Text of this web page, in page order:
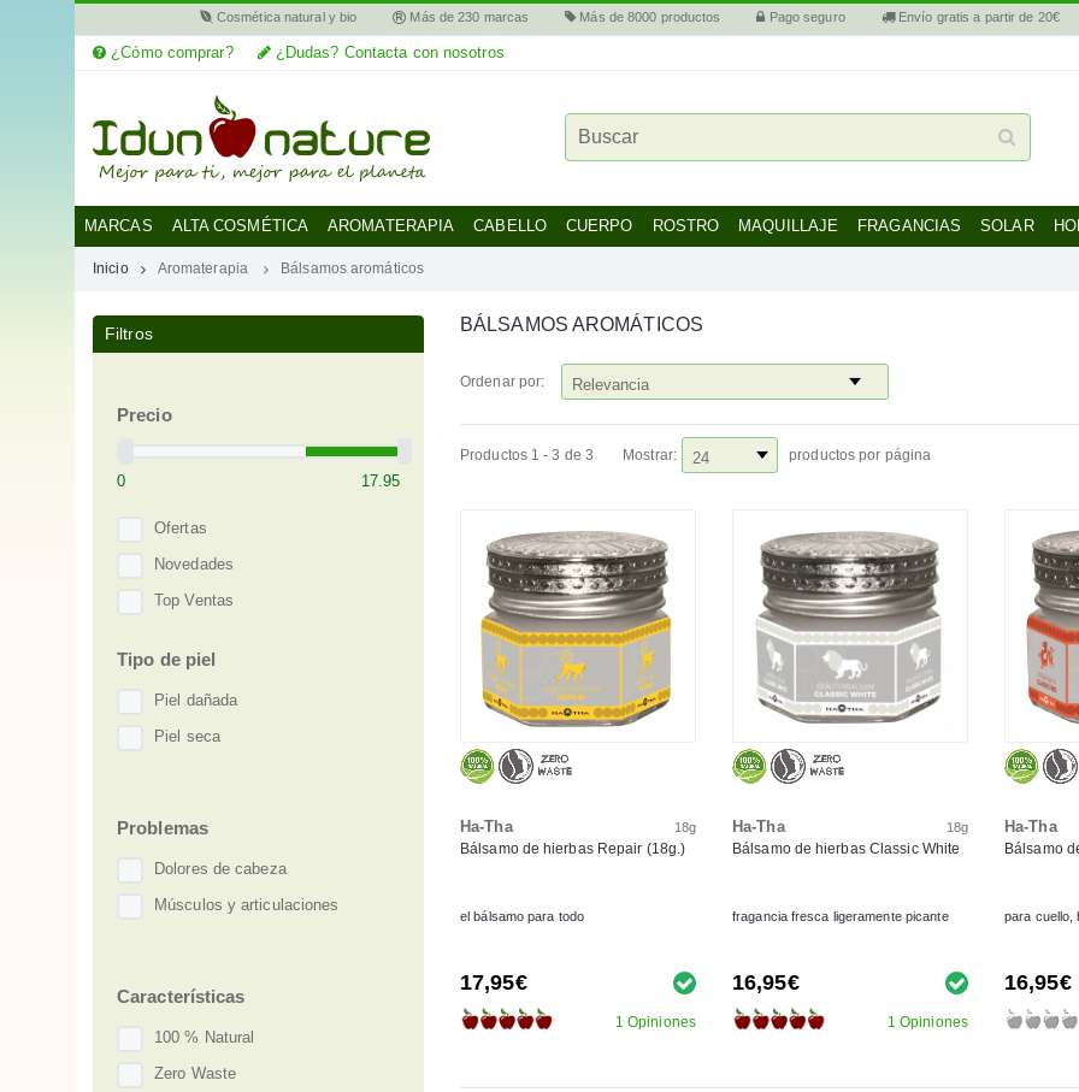
MARCAS
Cosmética natural y bio Más de 230 marcas Más de 8000 productos Pago seguro Envío gratis a partir de 20€
¿Cómo comprar? ¿Dudas? Contacta con nosotros
MARCAS ALTA COSMÉTICA AROMATERAPIA CABELLO CUERPO ROSTRO MAQUILLAJE FRAGANCIAS SOLAR
Inicio Aromaterapia Bálsamos aromáticos
Filtros
Precio
Ofertas
Novedades
Top Ventas
Tipo de piel
Piel dañada
Piel seca
Problemas
Dolores de cabeza
Músculos y articulaciones
Características
100 % Natural
Zero Waste
BÁLSAMOS AROMÁTICOS
Ordenar por:
Productos 1 - 3 de 3 Mostrar: productos por página
Ha-Tha 18g
Bálsamo de hierbas Repair (18g.)
el bálsamo para todo
17,95€
1 Opiniones
Ha-Tha 18g
Bálsamo de hierbas Classic White
fragancia fresca ligeramente picante
16,95€
1 Opiniones
Ha-Tha
Bálsamo
para cuello,
16,95€